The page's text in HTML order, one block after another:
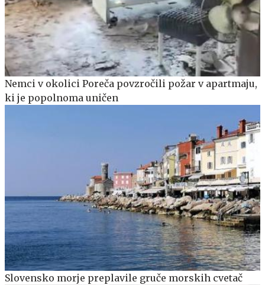
Nemci v okolici Poreča povzročili požar v apartmaju,
ki je popolnoma uničen
Slovensko morje preplavile gruče morskih cvetač